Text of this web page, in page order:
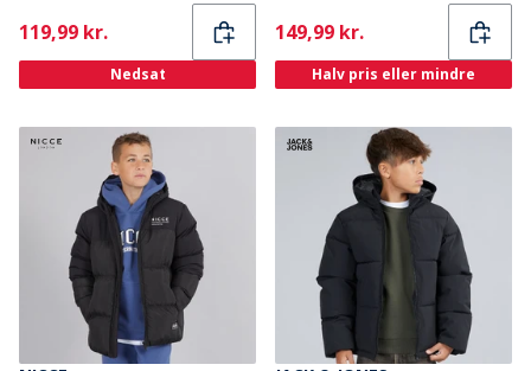
Current
119,99 kr.
Nedsat
Current
149,99 kr.
Halv pris eller mindre